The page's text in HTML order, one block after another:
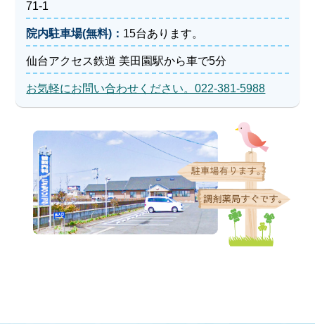
71-1
院内駐車場(無料)： 15台あります。
仙台アクセス鉄道 美田園駅から車で5分
お気軽にお問い合わせください。022-381-5988